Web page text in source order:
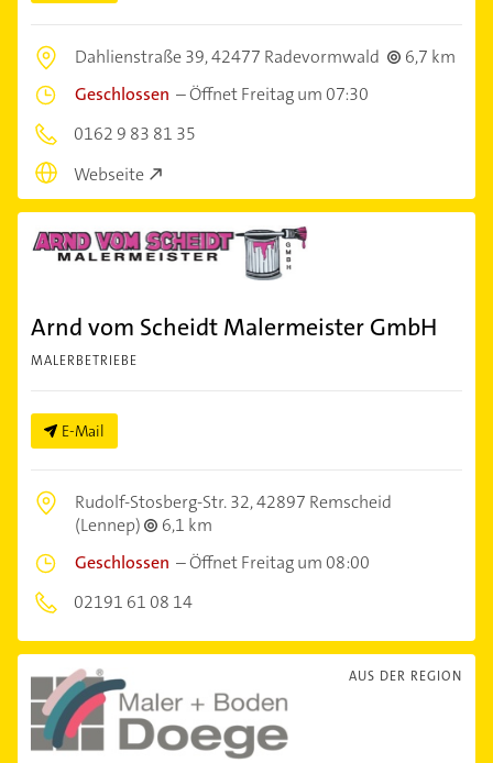
Dahlienstraße 39,42477 Radevormwald
6,7 km
Geschlossen –Öffnet Freitag um 07:30
0162 9 83 81 35
Webseite
Arnd vom Scheidt Malermeister GmbH
MALERBETRIEBE
E-Mail
Rudolf-Stosberg-Str. 32,42897 Remscheid
(Lennep)
6,1 km
Geschlossen –Öffnet Freitag um 08:00
02191 61 08 14
AUS DER REGION